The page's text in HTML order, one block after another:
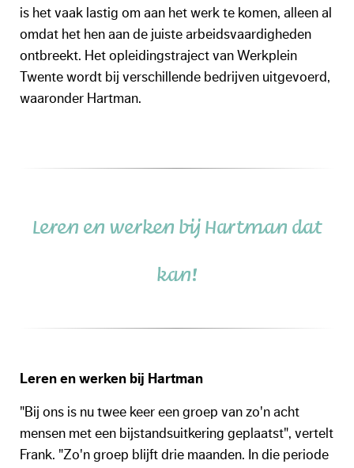
is het vaak lastig om aan het werk te komen, alleen al
omdat het hen aan de juiste arbeidsvaardigheden
ontbreekt. Het opleidingstraject van Werkplein
Twente wordt bij verschillende bedrijven uitgevoerd,
waaronder Hartman.
Leren en werken bij Hartman dat
kan!
Leren en werken bij Hartman
"Bij ons is nu twee keer een groep van zo'n acht
mensen met een bijstandsuitkering geplaatst", vertelt
Frank. "Zo'n groep blijft drie maanden. In die periode